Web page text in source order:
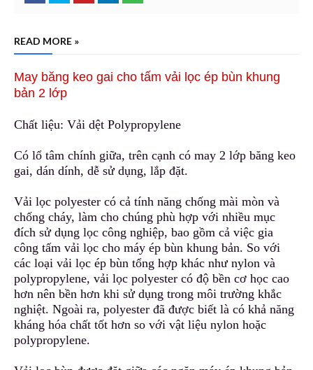
READ MORE »
May băng keo gai cho tấm vải lọc ép bùn khung
bản 2 lớp
Chất liệu: Vải dệt Polypropylene
Có lổ tâm chính giữa, trên cạnh có may 2 lớp băng keo
gai, dán dính, dễ sử dụng, lắp đặt.
Vải lọc polyester có cả tính năng chống mài mòn và
chống cháy, làm cho chúng phù hợp với nhiều mục
đích sử dụng lọc công nghiệp, bao gồm cả việc gia
công tấm vải lọc cho máy ép bùn khung bản. So với
các loại vải lọc ép bùn tổng hợp khác như nylon và
polypropylene, vải lọc polyester có độ bền cơ học cao
hơn nên bền hơn khi sử dụng trong môi trường khắc
nghiệt. Ngoài ra, polyester đã được biết là có khả năng
kháng hóa chất tốt hơn so với vật liệu nylon hoặc
polypropylene.